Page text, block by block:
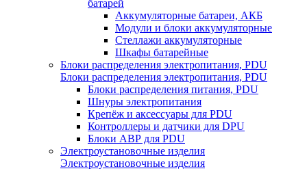
батарей
Аккумуляторные батареи, АКБ
Модули и блоки аккумуляторные
Стеллажи аккумуляторные
Шкафы батарейные
Блоки распределения электропитания, PDU
Блоки распределения электропитания, PDU
Блоки распределения питания, PDU
Шнуры электропитания
Крепёж и аксессуары для PDU
Контроллеры и датчики для DPU
Блоки АВР для PDU
Электроустановочные изделия
Электроустановочные изделия